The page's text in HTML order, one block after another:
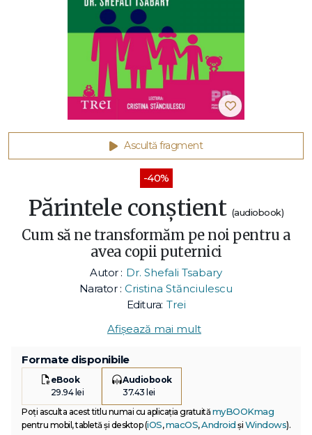
Ascultă fragment
-40%
Părintele conştient (audiobook)
Cum să ne transformăm pe noi pentru a
avea copii puternici
Autor : Dr. Shefali Tsabary
Narator : Cristina Stănciulescu
Editura: Trei
Afișează mai mult
Formate disponibile
eBook
29.94 lei
Audiobook
37.43 lei
Poți asculta acest titlu numai cu aplicația gratuitămyBOOKmag
pentru mobil, tabletă și desktop (iOS,macOS,Android și Windows).